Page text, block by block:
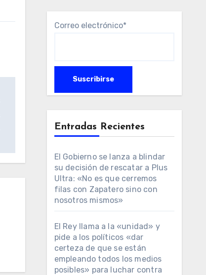
Correo electrónico*
Entradas Recientes
El Gobierno se lanza a blindar
su decisión de rescatar a Plus
Ultra: «No es que cerremos
filas con Zapatero sino con
nosotros mismos»
El Rey llama a la «unidad» y
pide a los políticos «dar
certeza de que se están
empleando todos los medios
posibles» para luchar contra